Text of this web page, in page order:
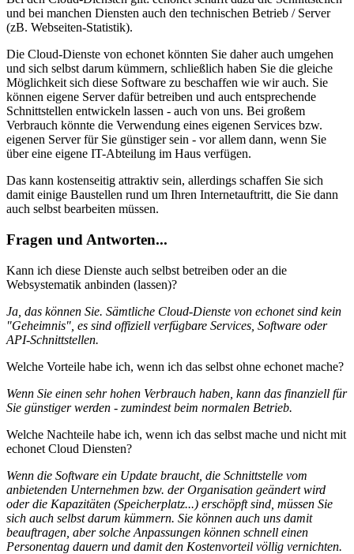
und bei manchen Diensten auch den technischen Betrieb / Server
(zB. Webseiten-Statistik).
Die Cloud-Dienste von echonet könnten Sie daher auch umgehen
und sich selbst darum kümmern, schließlich haben Sie die gleiche
Möglichkeit sich diese Software zu beschaffen wie wir auch. Sie
können eigene Server dafür betreiben und auch entsprechende
Schnittstellen entwickeln lassen - auch von uns. Bei großem
Verbrauch könnte die Verwendung eines eigenen Services bzw.
eigenen Server für Sie günstiger sein - vor allem dann, wenn Sie
über eine eigene IT-Abteilung im Haus verfügen.
Das kann kostenseitig attraktiv sein, allerdings schaffen Sie sich
damit einige Baustellen rund um Ihren Internetauftritt, die Sie dann
auch selbst bearbeiten müssen.
Fragen und Antworten...
Kann ich diese Dienste auch selbst betreiben oder an die
Websystematik anbinden (lassen)?
Ja, das können Sie. Sämtliche Cloud-Dienste von echonet sind kein
"Geheimnis", es sind offiziell verfügbare Services, Software oder
API-Schnittstellen.
Welche Vorteile habe ich, wenn ich das selbst ohne echonet mache?
Wenn Sie einen sehr hohen Verbrauch haben, kann das finanziell für
Sie günstiger werden - zumindest beim normalen Betrieb.
Welche Nachteile habe ich, wenn ich das selbst mache und nicht mit
echonet Cloud Diensten?
Wenn die Software ein Update braucht, die Schnittstelle vom
anbietenden Unternehmen bzw. der Organisation geändert wird
oder die Kapazitäten (Speicherplatz...) erschöpft sind, müssen Sie
sich auch selbst darum kümmern. Sie können auch uns damit
beauftragen, aber solche Anpassungen können schnell einen
Personentag dauern und damit den Kostenvorteil völlig vernichten.